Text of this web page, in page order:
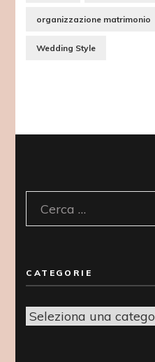
organizzazione matrimonio
Wedding Style
Ricerca
per:
CATEGORIE
Categorie